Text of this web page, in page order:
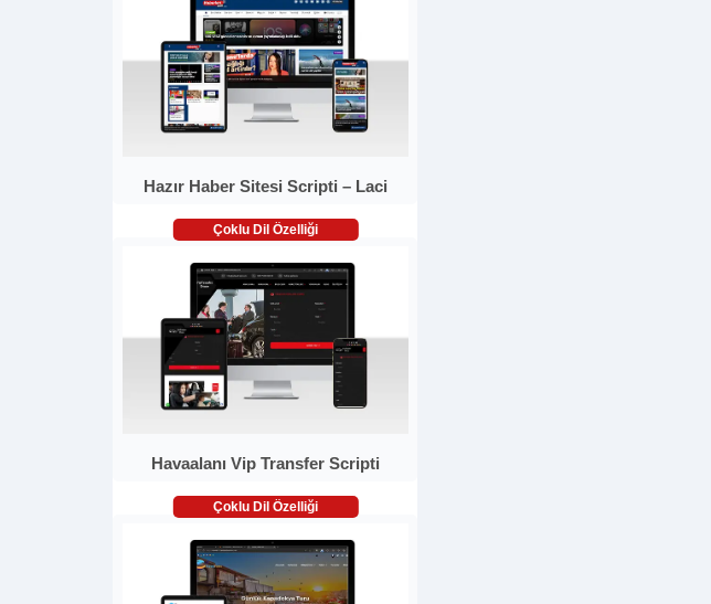
Hazır Haber Sitesi Scripti – Laci
Çoklu Dil Özelliği
Havaalanı Vip Transfer Scripti
Çoklu Dil Özelliği